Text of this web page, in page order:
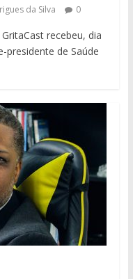
da Silva 0
recebeu, dia
presidente de Saúde